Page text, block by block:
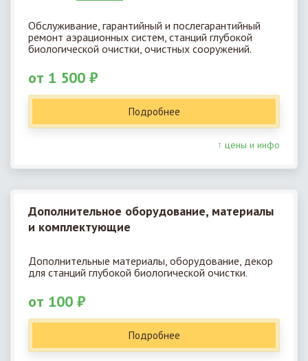
Обслуживание, гарантийный и послегарантийный
ремонт аэрационных систем, станций глубокой
биологической очистки, очистных сооружений.
от 1 500 ₽
Подробнее
↑ цены и инфо
Дополнительное оборудование, материалы
и комплектующие
Дополнительные материалы, оборудование, декор
для станций глубокой биологической очистки.
от 100 ₽
Подробнее